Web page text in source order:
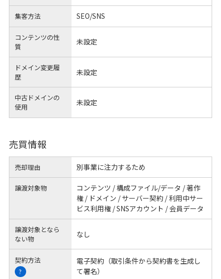
集客方法 SEO/SNS
コンテンツの性
質
未設定
ドメイン変更履
歴
未設定
中古ドメインの
使用
未設定
売買情報
売却理由 別事業に注力するため
譲渡対象物
コンテンツ / 構成ファイル/データ / 著作
権 / ドメイン / サーバー契約 / 利用中サー
ビス利用権 / SNSアカウント / 会員データ
譲渡対象となら
ない物
なし
契約方法
?
電子契約（取引条件から契約書を生成し
て署名）